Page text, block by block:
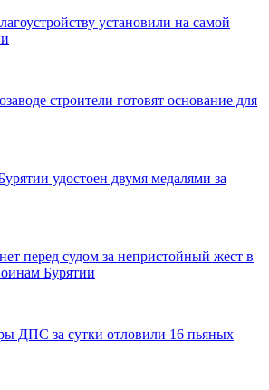
установили на самой
строители готовят основание для
удостоен двумя медалями за
перед судом за непристойный жест в
Бурятии
ДПС за сутки отловили 16 пьяных